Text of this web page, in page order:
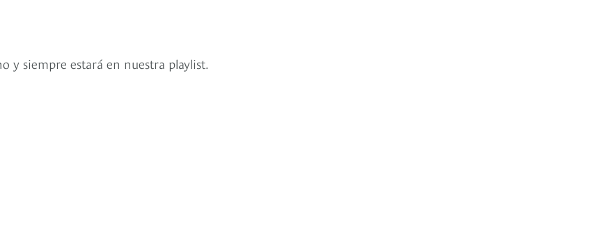
y siempre estará en nuestra playlist.